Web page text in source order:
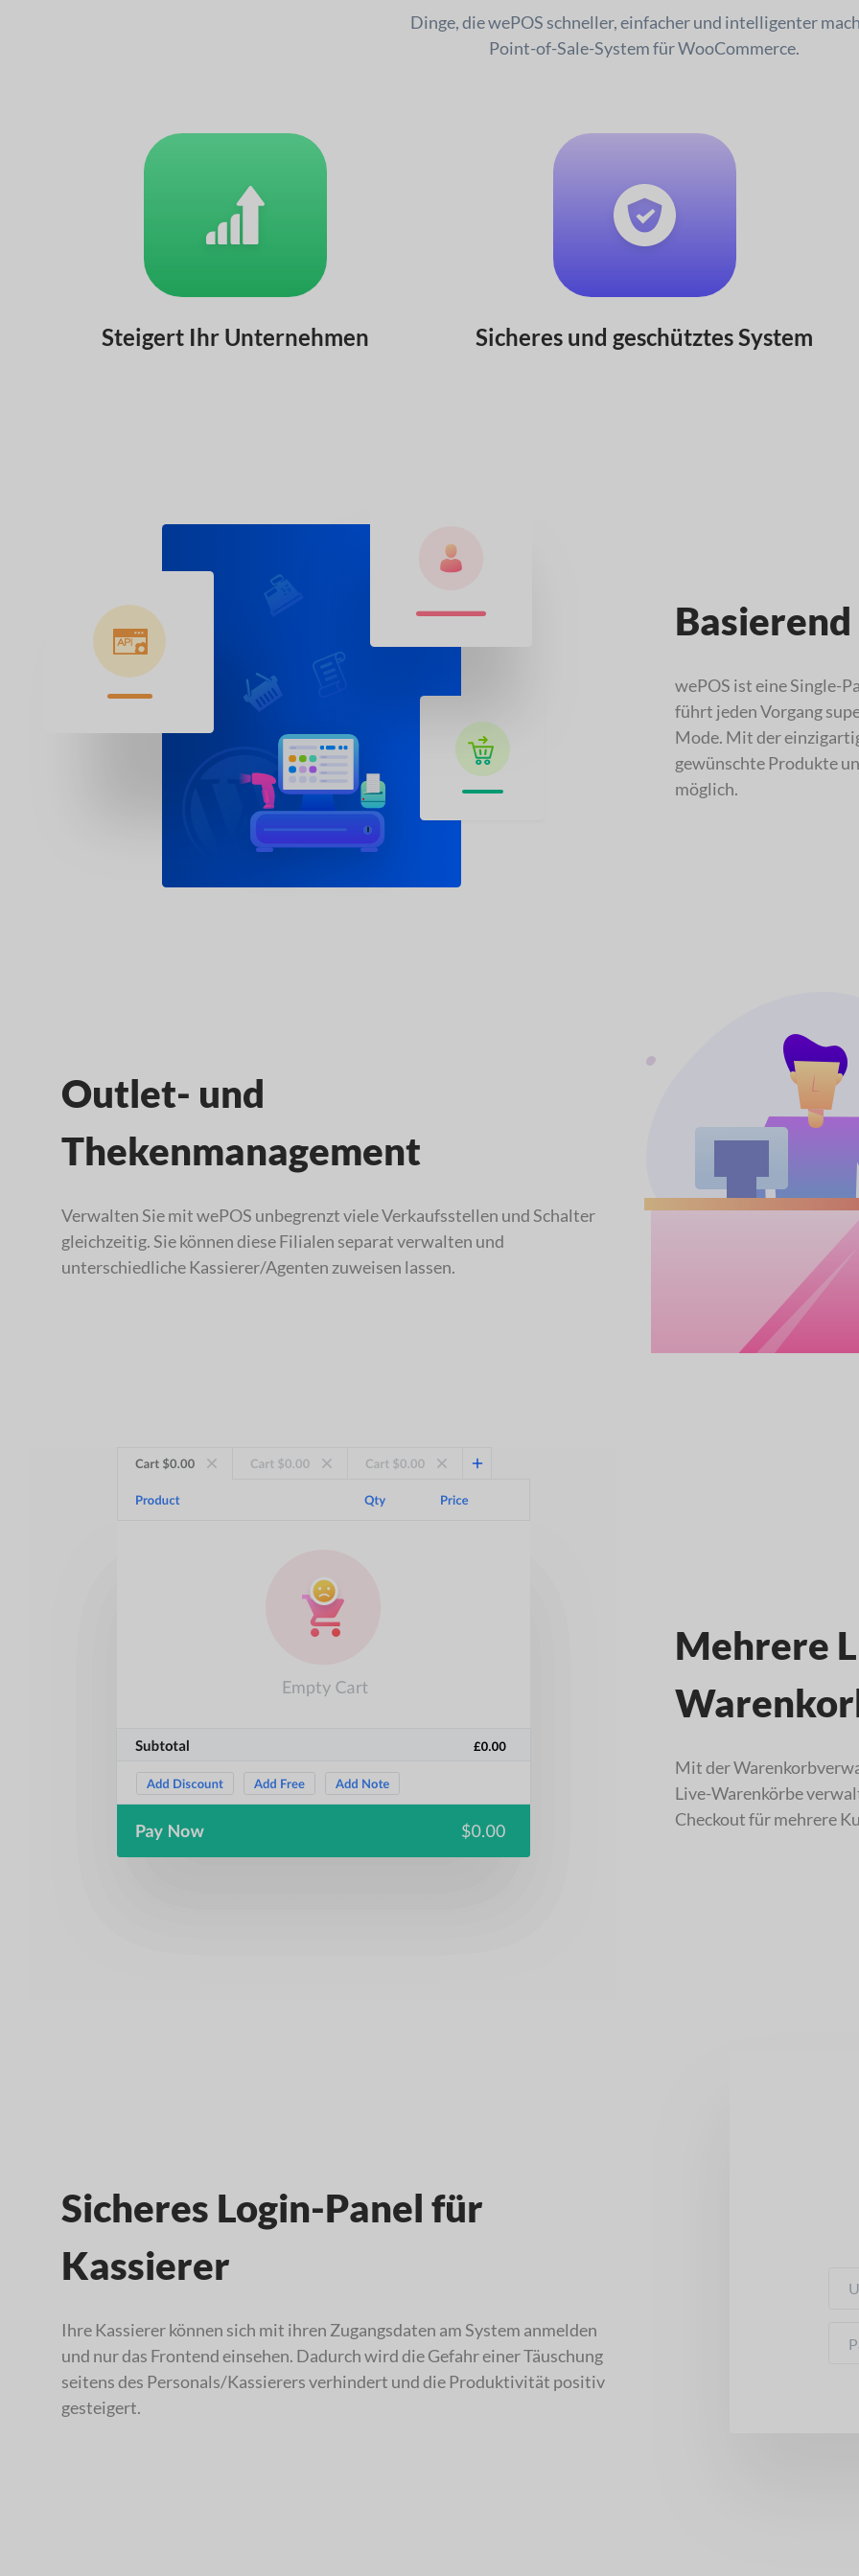
Dinge, die wePOS schneller, einfacher und intelligenter
Point-of-Sale-System für WooCommerce.
Steigert Ihr Unternehmen Sicheres und geschütztes System
Basierend
wePOS ist eine Single-
führt jeden Vorgang
Mode. Mit der
gewünschte Produkte
möglich.
Outlet- und
Thekenmanagement
Verwalten Sie mit wePOS unbegrenzt viele Verkaufsstellen und Schalter
gleichzeitig. Sie können diese Filialen separat verwalten und
unterschiedliche Kassierer/Agenten zuweisen lassen.
Mehrere
Mit der
Live-Warenkörbe
Checkout für mehrere
Sicheres Login-Panel für
Kassierer
Ihre Kassierer können sich mit ihren Zugangsdaten am System anmelden
und nur das Frontend einsehen. Dadurch wird die Gefahr einer Täuschung
seitens des Personals/Kassierers verhindert und die Produktivität positiv
gesteigert.